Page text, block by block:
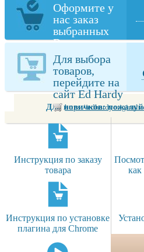
Оформите у
нас заказ
выбранных
Вами товаров
из Ed Hardy
Для выбора
товаров,
перейдите на
сайт Ed Hardy
https://
Для новичков:
Инструкция по заказу
товара
как
Инструкция по установке
плагина для Chrome